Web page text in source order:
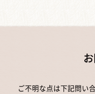
ご不明な点は下記問い